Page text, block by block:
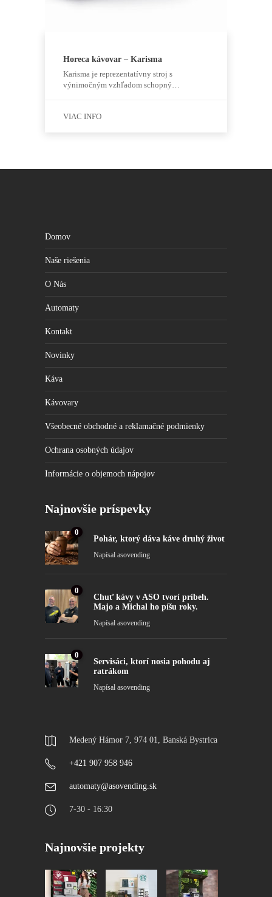
Horeca kávovar – Karisma
Karisma je reprezentatívny stroj s
výnimočným vzhľadom schopný…
VIAC INFO
Domov
Naše riešenia
O Nás
Automaty
Kontakt
Novinky
Káva
Kávovary
Všeobecné obchodné a reklamačné podmienky
Ochrana osobných údajov
Informácie o objemoch nápojov
Najnovšie príspevky
0
Pohár, ktorý dáva káve druhý život
Napísal asovending
0
Chuť kávy v ASO tvorí príbeh.
Majo a Michal ho píšu roky.
Napísal asovending
0
Servisáci, ktorí nosia pohodu aj
ratrákom
Napísal asovending
Medený Hámor 7, 974 01, Banská Bystrica
+421 907 958 946
automaty@asovending.sk
7-30 - 16:30
Najnovšie projekty